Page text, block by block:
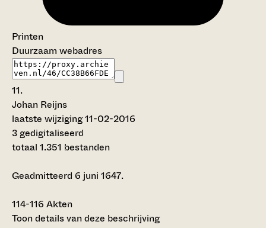
Printen
Duurzaam webadres
11.
Johan Reijns
laatste wijziging 11-02-2016
3 gedigitaliseerd
totaal 1.351 bestanden
Geadmitteerd 6 juni 1647.
114-116 Akten
Toon details van deze beschrijving